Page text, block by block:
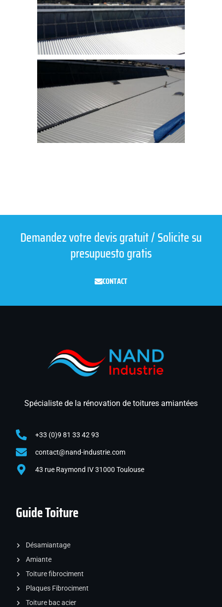
Demandez votre devis gratuit / Solicite su
presupuesto gratis
CONTACT
Spécialiste de la rénovation de toitures amiantées
+33 (0)9 81 33 42 93
contact@nand-industrie.com
43 rue Raymond IV 31000 Toulouse
Guide Toiture
Désamiantage
Amiante
Toiture fibrociment
Plaques Fibrociment
Toiture bac acier